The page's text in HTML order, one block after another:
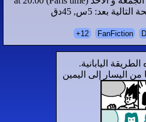
بعد: 5س, 45دق
FanFiction
12+
اليابانية.
من اليسار إلى اليمين